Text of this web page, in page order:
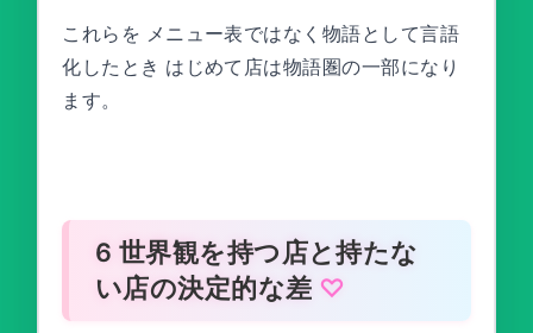
これらを メニュー表ではなく物語として言語
化したとき はじめて店は物語圏の一部になり
ます。
6 世界観を持つ店と持たな
い店の決定的な差